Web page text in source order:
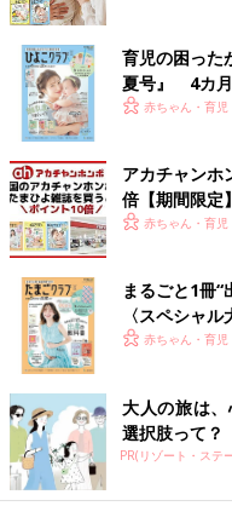
育児の困った
夏号』 4カ月
いっぱい！
赤ちゃん・育児
アカチャンホ
倍【期間限定】
赤ちゃん・育児
まるごと1冊“
〈スペシャ
赤ちゃん・育児
大人の旅は
選択肢って？
PR(リゾート・ステ